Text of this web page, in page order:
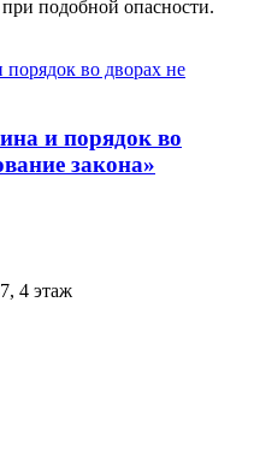
подобной опасности.
и порядок во
закона»
4 этаж